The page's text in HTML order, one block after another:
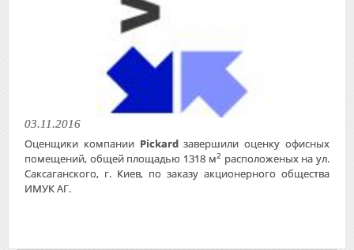
03.11.2016
Оценщики компании Pickardзавершили оценку офисных
помещений, общей площадью 1318 м2расположеных на ул.
Саксаганского, г. Киев, по заказу акционерного общества
ИМУК АГ.